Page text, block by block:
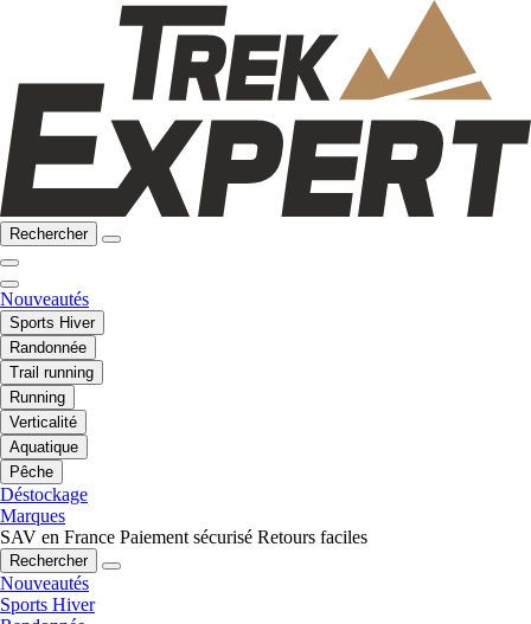
Rechercher
Nouveautés
Sports Hiver
Randonnée
Trail running
Running
Verticalité
Aquatique
Pêche
Déstockage
Marques
SAV en France Paiement sécurisé Retours faciles
Rechercher
Nouveautés
Sports Hiver